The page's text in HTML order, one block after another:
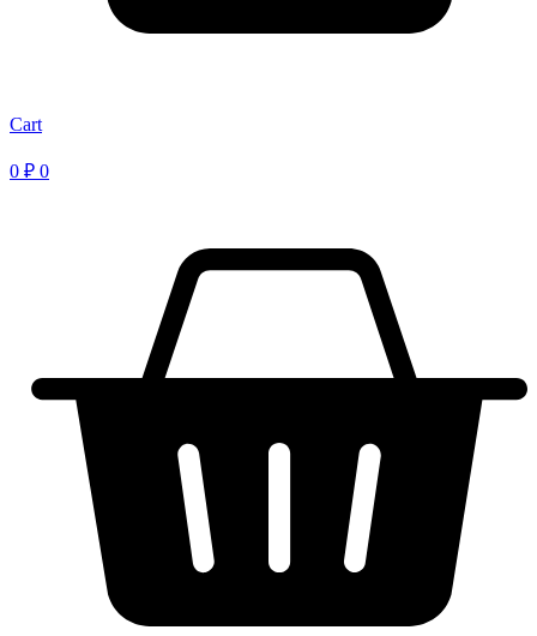
Cart
0 ₽ 0